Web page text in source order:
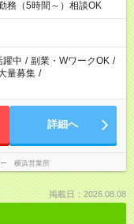
務（5時間～）相談OK
躍中 / 副業・WワークOK /
量募集 /
詳細へ
ー 横浜営業所
掲載日：2026.08.08